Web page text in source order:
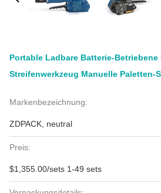
Portable Ladbare Batterie-
Streifenwerkzeug Manuelle Paletten-
Markenbezeichnung:
ZDPACK, neutral
Preis:
$1,355.00/sets 1-49 sets